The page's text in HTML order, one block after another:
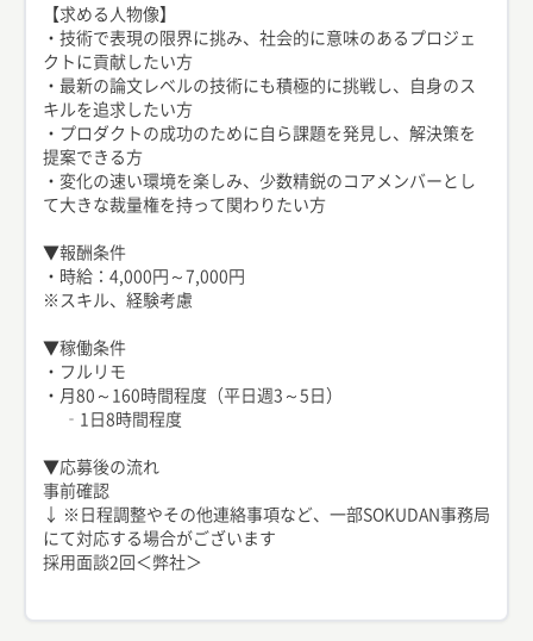
【求める人物像】
・技術で表現の限界に挑み、社会的に意味のあるプロジェ
クトに貢献したい方
・最新の論文レベルの技術にも積極的に挑戦し、自身のス
キルを追求したい方
・プロダクトの成功のために自ら課題を発見し、解決策を
提案できる方
・変化の速い環境を楽しみ、少数精鋭のコアメンバーとし
て大きな裁量権を持って関わりたい方
▼報酬条件
・時給：4,000円～7,000円
※スキル、経験考慮
▼稼働条件
・フルリモ
・月80～160時間程度（平日週3～5日）
‐1日8時間程度
▼応募後の流れ
事前確認
↓ ※日程調整やその他連絡事項など、一部SOKUDAN事務局
にて対応する場合がございます
採用面談2回＜弊社＞